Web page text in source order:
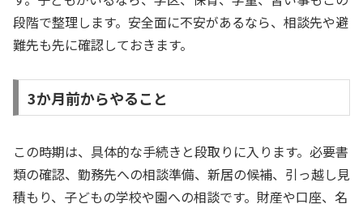
段階で整理します。安全面に不安があるなら、相談先や避
難先も先に確認しておきます。
3か月前からやること
この時期は、具体的な手続きと段取りに入ります。必要書
類の確認、勤務先への相談準備、新居の候補、引っ越し見
積もり、子どもの学校や園への相談です。財産や口座、名